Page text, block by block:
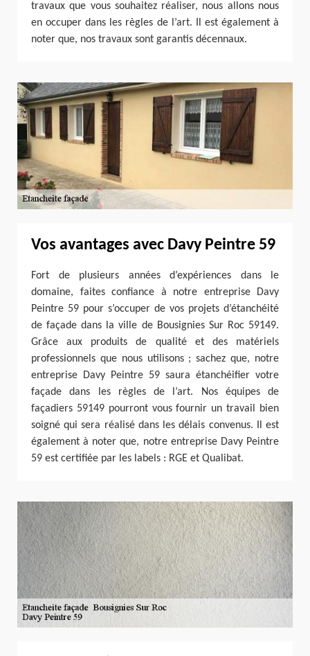
travaux que vous souhaitez réaliser, nous allons nous
en occuper dans les règles de l’art. Il est également à
noter que, nos travaux sont garantis décennaux.
Vos avantages avec Davy Peintre 59
Fort de plusieurs années d’expériences dans le
domaine, faites confiance à notre entreprise Davy
Peintre 59 pour s’occuper de vos projets d’étanchéité
de façade dans la ville de Bousignies Sur Roc 59149.
Grâce aux produits de qualité et des matériels
professionnels que nous utilisons ; sachez que, notre
entreprise Davy Peintre 59 saura étanchéifier votre
façade dans les règles de l’art. Nos équipes de
façadiers 59149 pourront vous fournir un travail bien
soigné qui sera réalisé dans les délais convenus. Il est
également à noter que, notre entreprise Davy Peintre
59 est certifiée par les labels : RGE et Qualibat.